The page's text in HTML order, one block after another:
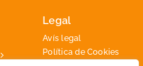
Legal
Avís legal
Política de Cookies